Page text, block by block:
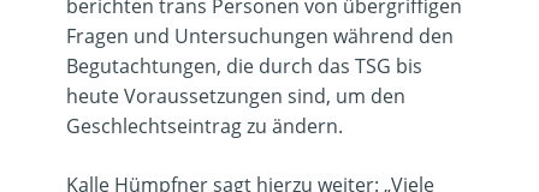
berichten trans Personen von übergriffigen
Fragen und Untersuchungen während den
Begutachtungen, die durch das TSG bis
heute Voraussetzungen sind, um den
Geschlechtseintrag zu ändern.
Kalle Hümpfner sagt hierzu weiter: „Viele